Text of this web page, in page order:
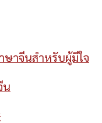
ษาจีนสำหรับผู้มีใจ
น